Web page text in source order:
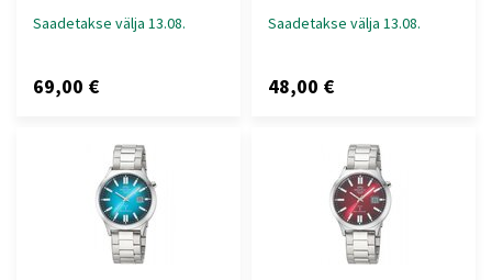
Saadetakse välja 13.08.
69,00 €
Saadetakse välja 13.08.
48,00 €